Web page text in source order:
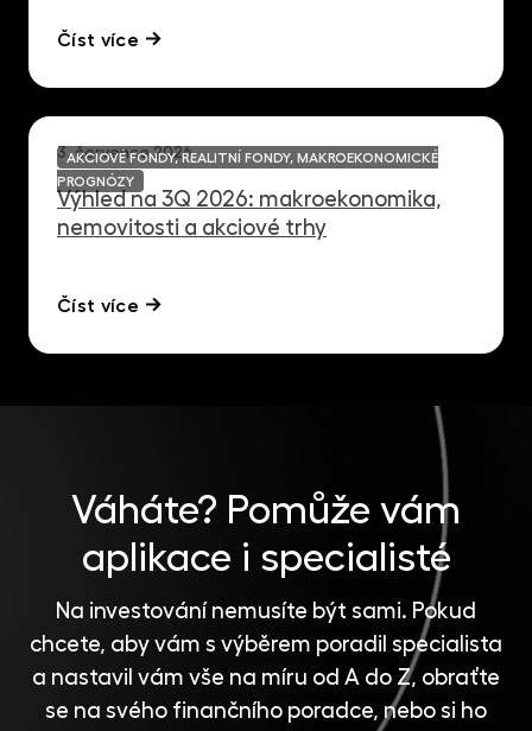
Číst více
3. července 2026
Výhled na 3Q 2026: makroekonomika,
nemovitosti a akciové trhy
Číst více
AKCIOVÉ FONDY, REALITNÍ FONDY, MAKROEKONOMICKÉ
PROGNÓZY
Váháte? Pomůže vám
aplikace i specialisté
Na investování nemusíte být sami. Pokud
chcete, aby vám s výběrem poradil specialista
a nastavil vám vše na míru od A do Z, obraťte
se na svého finančního poradce, nebo si ho